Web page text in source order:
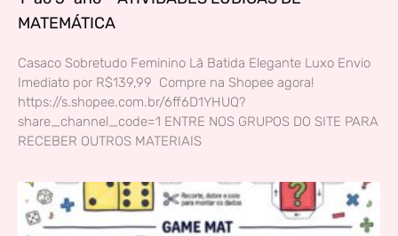
MATEMÁTICA
Casaco Sobretudo Feminino Lã Batida Elegante Luxo Envio
Imediato por R$139,99 Compre na Shopee agora!
https://s.shopee.com.br/6ff6D1YHUQ?
share_channel_code=1 ENTRE NOS GRUPOS DO SITE PARA
RECEBER OUTROS MATERIAIS